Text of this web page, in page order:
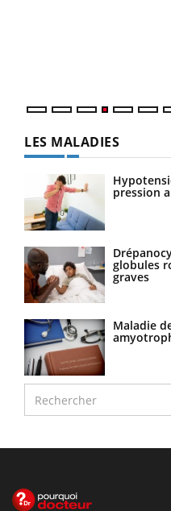
LES MALADIES
pression
globules
graves
Maladie